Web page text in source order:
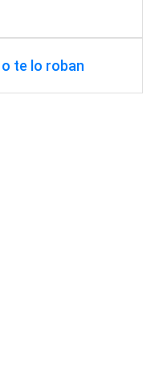
te lo roban